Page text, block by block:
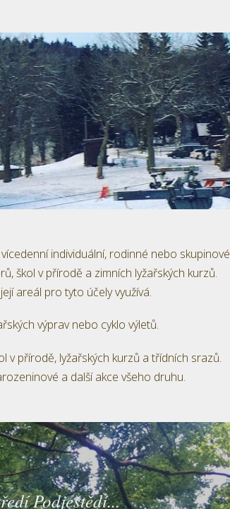
individuální, rodinné nebo skupinové
škol v přírodě a zimních lyžařských kurzů.
areál pro tyto účely využívá.
výprav nebo cyklo výletů.
v přírodě, lyžařských kurzů a třídních srazů.
a další akce všeho druhu.
Podještědí...